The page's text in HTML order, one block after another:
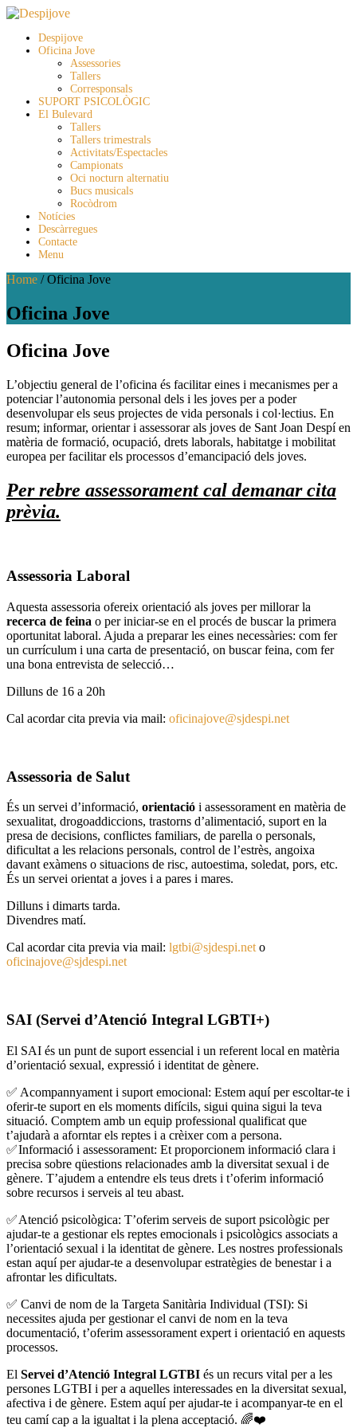
Despijove
Oficina Jove
Assessories
Tallers
Corresponsals
SUPORT PSICOLÒGIC
El Bulevard
Tallers
Tallers trimestrals
Activitats/Espectacles
Campionats
Oci nocturn alternatiu
Bucs musicals
Rocòdrom
Notícies
Descàrregues
Contacte
Menu
Home / Oficina Jove
Oficina Jove
Oficina Jove
L’objectiu general de l’oficina és facilitar eines i mecanismes per a
potenciar l’autonomia personal dels i les joves per a poder
desenvolupar els seus projectes de vida personals i col·lectius. En
resum; informar, orientar i assessorar als joves de Sant Joan Despí en
matèria de formació, ocupació, drets laborals, habitatge i mobilitat
europea per facilitar els processos d’emancipació dels joves.
Per rebre assessorament cal demanar cita
prèvia.
Assessoria Laboral
Aquesta assessoria ofereix orientació als joves per millorar la
recerca de feina o per iniciar-se en el procés de buscar la primera
oportunitat laboral. Ajuda a preparar les eines necessàries: com fer
un currículum i una carta de presentació, on buscar feina, com fer
una bona entrevista de selecció…
Dilluns de 16 a 20h
Cal acordar cita previa via mail: oficinajove@sjdespi.net
Assessoria de Salut
És un servei d’informació, orientació i assessorament en matèria de
sexualitat, drogoaddiccions, trastorns d’alimentació, suport en la
presa de decisions, conflictes familiars, de parella o personals,
dificultat a les relacions personals, control de l’estrès, angoixa
davant exàmens o situacions de risc, autoestima, soledat, pors, etc.
És un servei orientat a joves i a pares i mares.
Dilluns i dimarts tarda.
Divendres matí.
Cal acordar cita previa via mail: lgtbi@sjdespi.neto
oficinajove@sjdespi.net
SAI (Servei d’Atenció Integral LGBTI+)
El SAI és un punt de suport essencial i un referent local en matèria
d’orientació sexual, expressió i identitat de gènere.
✅ Acompannyament i suport emocional: Estem aquí per escoltar-te i
oferir-te suport en els moments difícils, sigui quina sigui la teva
situació. Comptem amb un equip professional qualificat que
t’ajudarà a aforntar els reptes i a crèixer com a persona.
✅ Informació i assessorament: Et proporcionem informació clara i
precisa sobre qüestions relacionades amb la diversitat sexual i de
gènere. T’ajudem a entendre els teus drets i t’oferim informació
sobre recursos i serveis al teu abast.
✅ Atenció psicològica: T’oferim serveis de suport psicològic per
ajudar-te a gestionar els reptes emocionals i psicològics associats a
l’orientació sexual i la identitat de gènere. Les nostres professionals
estan aquí per ajudar-te a desenvolupar estratègies de benestar i a
afrontar les dificultats.
✅ Canvi de nom de la Targeta Sanitària Individual (TSI): Si
necessites ajuda per gestionar el canvi de nom en la teva
documentació, t’oferim assessorament expert i orientació en aquests
processos.
El Servei d’Atenció Integral LGTBI és un recurs vital per a les
persones LGTBI i per a aquelles interessades en la diversitat sexual,
afectiva i de gènere. Estem aquí per ajudar-te i acompanyar-te en el
teu camí cap a la igualtat i la plena acceptació. 🌈❤️